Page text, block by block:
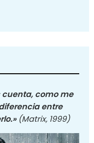
cuenta, como me
entre
(Matrix, 1999)